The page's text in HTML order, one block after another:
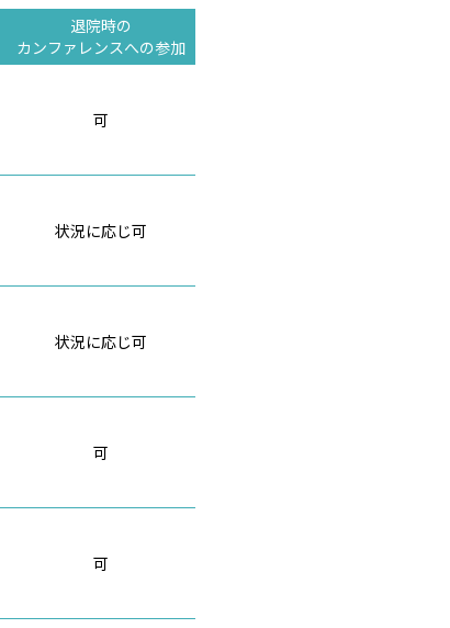
退院時の
カンファレンスへの参加
可
状況に応じ可
状況に応じ可
可
可